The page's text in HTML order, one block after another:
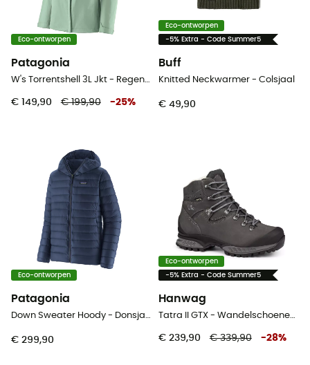
Eco-ontworpen
Patagonia
W's Torrentshell 3L Jkt - Regenjack - Dames
€ 149,90 € 199,90 -25%
Eco-ontworpen
-5% Extra - Code Summer5
Buff
Knitted Neckwarmer - Colsjaal
€ 49,90
Eco-ontworpen
Patagonia
Down Sweater Hoody - Donsjack - Heren
€ 299,90
Eco-ontworpen
-5% Extra - Code Summer5
Hanwag
Tatra II GTX - Wandelschoenen Heren
€ 239,90 € 339,90 -28%